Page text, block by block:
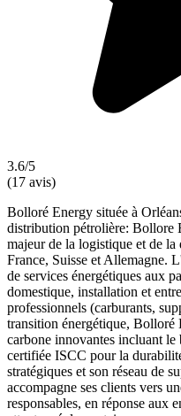
3.6/5
(17 avis)
Bolloré Energy située à
distribution pétrolière: Bollore
majeur de la logistique et de
France, Suisse et Allemagne.
de services énergétiques aux
domestique, installation et
professionnels (carburants,
transition énergétique, Bolloré
carbone innovantes incluant
certifiée ISCC pour la
stratégiques et son réseau de
accompagne ses clients vers
responsables, en réponse aux